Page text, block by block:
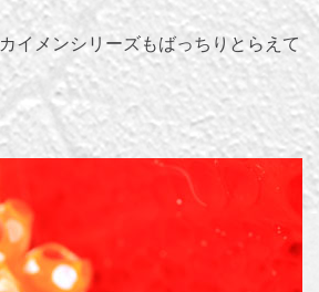
イメンシリーズもばっちりとらえて